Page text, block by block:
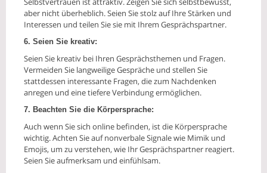
aber nicht überheblich. Seien Sie stolz auf Ihre Stärken und
Interessen und teilen Sie sie mit Ihrem Gesprächspartner.
6. Seien Sie kreativ:
Seien Sie kreativ bei Ihren Gesprächsthemen und Fragen.
Vermeiden Sie langweilige Gespräche und stellen Sie
stattdessen interessante Fragen, die zum Nachdenken
anregen und eine tiefere Verbindung ermöglichen.
7. Beachten Sie die Körpersprache:
Auch wenn Sie sich online befinden, ist die Körpersprache
wichtig. Achten Sie auf nonverbale Signale wie Mimik und
Emojis, um zu verstehen, wie Ihr Gesprächspartner reagiert.
Seien Sie aufmerksam und einfühlsam.